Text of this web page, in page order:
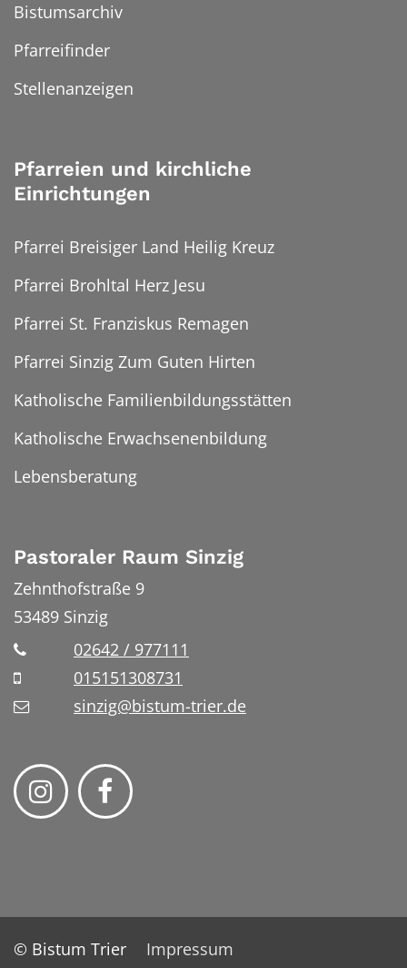
Bistumsarchiv
Pfarreifinder
Stellenanzeigen
Pfarreien und kirchliche
Einrichtungen
Pfarrei Breisiger Land Heilig Kreuz
Pfarrei Brohltal Herz Jesu
Pfarrei St. Franziskus Remagen
Pfarrei Sinzig Zum Guten Hirten
Katholische Familienbildungsstätten
Katholische Erwachsenenbildung
Lebensberatung
Pastoraler Raum Sinzig
Zehnthofstraße 9
53489 Sinzig
02642 / 977111
015151308731
sinzig@bistum-trier.de
© Bistum Trier
Impressum